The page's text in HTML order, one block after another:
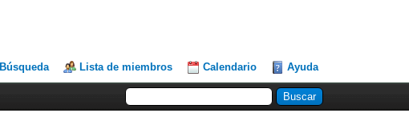
Búsqueda Lista de miembros Calendario Ayuda